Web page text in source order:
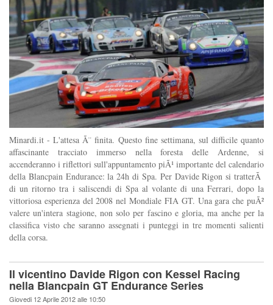
Minardi.it - L'attesa Ã¨ finita. Questo fine settimana, sul difficile quanto
affascinante tracciato immerso nella foresta delle Ardenne, si
accenderanno i riflettori sull'appuntamento piÃ¹ importante del calendario
della Blancpain Endurance: la 24h di Spa. Per Davide Rigon si tratterÃ
di un ritorno tra i saliscendi di Spa al volante di una Ferrari, dopo la
vittoriosa esperienza del 2008 nel Mondiale FIA GT. Una gara che puÃ²
valere un'intera stagione, non solo per fascino e gloria, ma anche per la
classifica visto che saranno assegnati i punteggi in tre momenti salienti
della corsa.
Il vicentino Davide Rigon con Kessel Racing
nella Blancpain GT Endurance Series
Giovedi 12 Aprile 2012 alle 10:50